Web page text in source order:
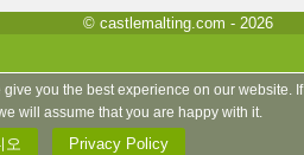
© castlemalting.com - 2026
you the best experience on our website. If
will assume that you are happy with it.
오 Privacy Policy